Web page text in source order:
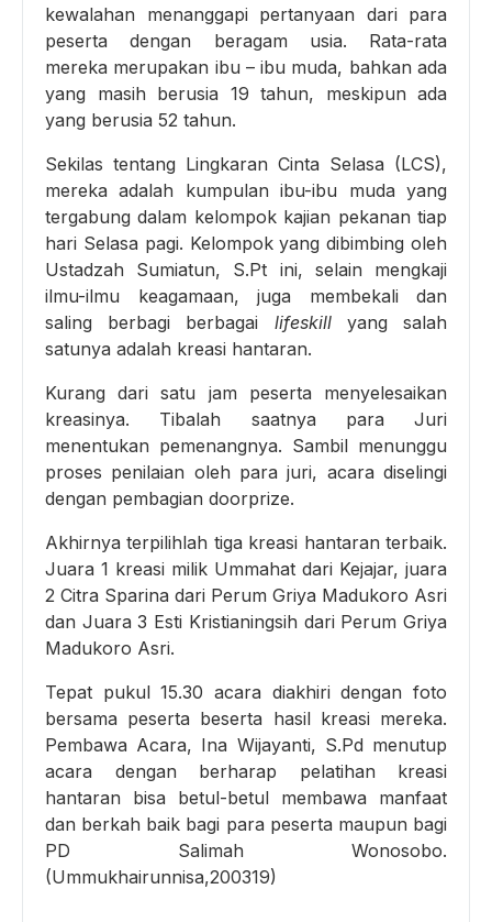
kewalahan menanggapi pertanyaan dari para
peserta dengan beragam usia. Rata-rata
mereka merupakan ibu – ibu muda, bahkan ada
yang masih berusia 19 tahun, meskipun ada
yang berusia 52 tahun.
Sekilas tentang Lingkaran Cinta Selasa (LCS),
mereka adalah kumpulan ibu-ibu muda yang
tergabung dalam kelompok kajian pekanan tiap
hari Selasa pagi. Kelompok yang dibimbing oleh
Ustadzah Sumiatun, S.Pt ini, selain mengkaji
ilmu-ilmu keagamaan, juga membekali dan
saling berbagi berbagai lifeskillyang salah
satunya adalah kreasi hantaran.
Kurang dari satu jam peserta menyelesaikan
kreasinya. Tibalah saatnya para Juri
menentukan pemenangnya. Sambil menunggu
proses penilaian oleh para juri, acara diselingi
dengan pembagian doorprize.
Akhirnya terpilihlah tiga kreasi hantaran terbaik.
Juara 1 kreasi milik Ummahat dari Kejajar, juara
2 Citra Sparina dari Perum Griya Madukoro Asri
dan Juara 3 Esti Kristianingsih dari Perum Griya
Madukoro Asri.
Tepat pukul 15.30 acara diakhiri dengan foto
bersama peserta beserta hasil kreasi mereka.
Pembawa Acara, Ina Wijayanti, S.Pd menutup
acara dengan berharap pelatihan kreasi
hantaran bisa betul-betul membawa manfaat
dan berkah baik bagi para peserta maupun bagi
PD Salimah Wonosobo.
(Ummukhairunnisa,200319)